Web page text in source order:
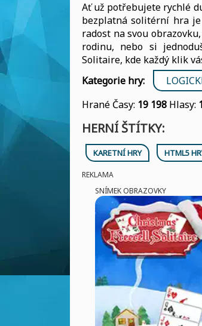
Ať už potřebujete rychlé
bezplatná solitérní hra
radost na svou
rodinu, nebo si
Solitaire, kde každý klik
Kategorie hry:
Hrané Časy: 19 198 Hlasy: 1
HERNÍ ŠTÍTKY:
KARETNÍ HRY HTML5
REKLAMA
SNÍMEK OBRAZOVKY